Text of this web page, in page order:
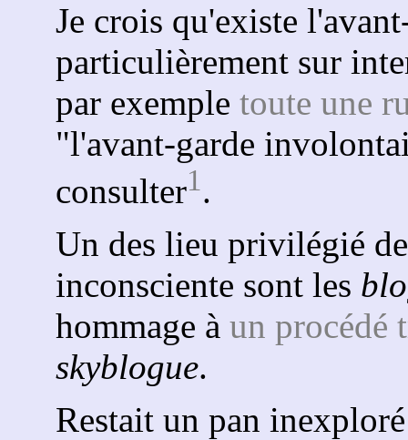
Je crois qu'existe
particulièrement sur
par exemple toute une
"l'avant-garde
consulter1.
Un des lieu privilégié
inconsciente sont les
hommage à un procédé
skyblogue.
Restait un pan